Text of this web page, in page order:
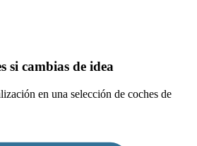
si cambias de idea
en una selección de coches de